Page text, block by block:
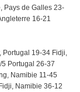
Pays de Galles 23-
16-21
19-34 Fidji,
Portugal 26-37
Namibie 11-45
Namibie 36-12